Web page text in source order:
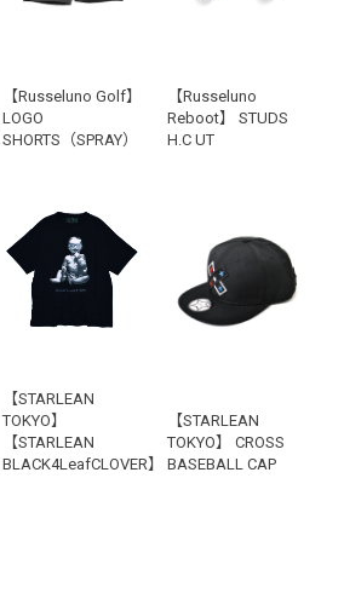
【Russeluno Golf】
LOGO
SHORTS（SPRAY）
【Russeluno
Reboot】 STUDS
H.C UT
【STARLEAN
TOKYO】
【STARLEAN
BLACK4LeafCLOVER】
【STARLEAN
TOKYO】 CROSS
BASEBALL CAP